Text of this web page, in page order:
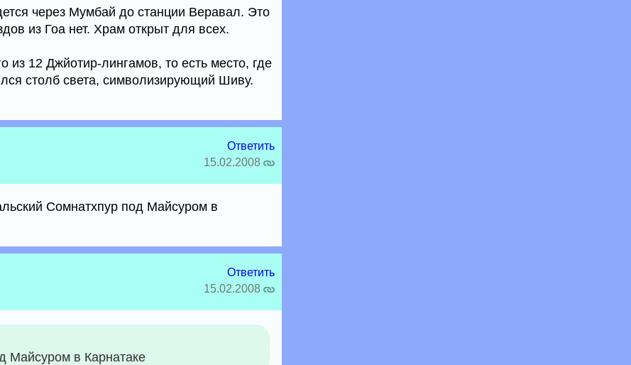
через Мумбай до станции Веравал. Это
из Гоа нет. Храм открыт для всех.
из 12 Джйотир-лингамов, то есть место, где
столб света, символизирующий Шиву.
Ответить
15.02.2008
Сомнатхпур под Майсуром в
Ответить
15.02.2008
Майсуром в Карнатаке